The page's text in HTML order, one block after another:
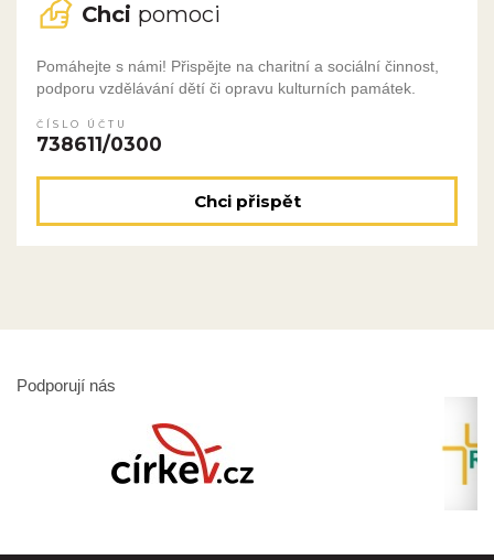
Chci pomoci
Pomáhejte s námi! Přispějte na charitní a sociální činnost,
podporu vzdělávání dětí či opravu kulturních památek.
ČÍSLO ÚČTU
738611/0300
Chci přispět
Podporují nás